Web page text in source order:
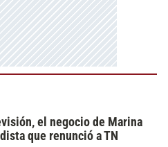
el negocio de Marina
que renunció a TN